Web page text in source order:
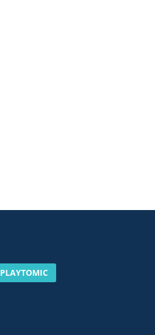
PLAYTOMIC